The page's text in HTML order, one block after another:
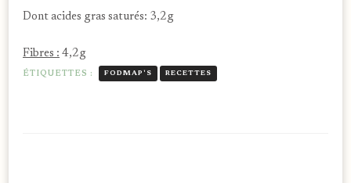
Dont acides gras saturés: 3,2g
Fibres : 4,2g
ÉTIQUETTES : FODMAP'S RECETTES